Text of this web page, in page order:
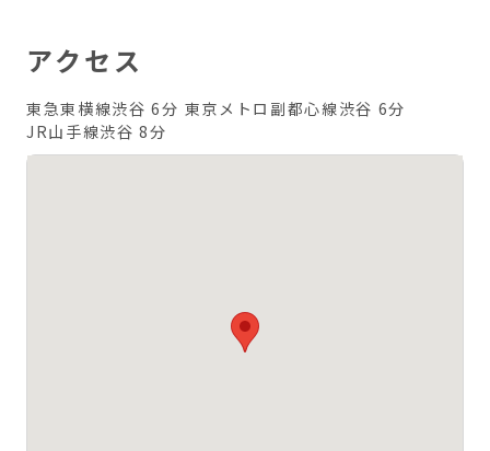
アクセス
東急東横線渋谷 6分 東京メトロ副都心線渋谷 6分
JR山手線渋谷 8分